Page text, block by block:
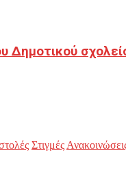
Δημοτικού
Στιγμές